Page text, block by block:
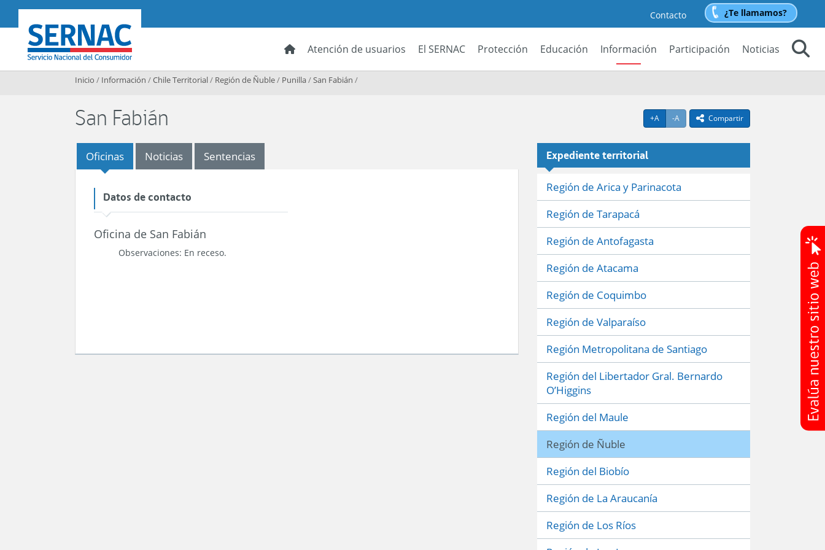
SERNAC
Contacto ¿Te llamamos?
Atención de usuarios El SERNAC Protección Educación Información Participación
Noticias
Inicio / Información /Chile Territorial/ Región de Ñuble/ Punilla/San Fabián /
+AAgrandar texto
-AAchicar textoicono compartir
Compartir
San Fabián
Oficinas Noticias Sentencias
Datos de contacto
Oficina de San Fabián
Observaciones: En receso.
Expediente territorial
Región de Arica y Parinacota
Región de Tarapacá
Región de Antofagasta
Región de Atacama
Región de Coquimbo
Región de Valparaíso
Región Metropolitana de Santiago
Región del Libertador Gral. Bernardo
O’Higgins
Región del Maule
Región de Ñuble
Región del Biobío
Región de La Araucanía
Región de Los Ríos